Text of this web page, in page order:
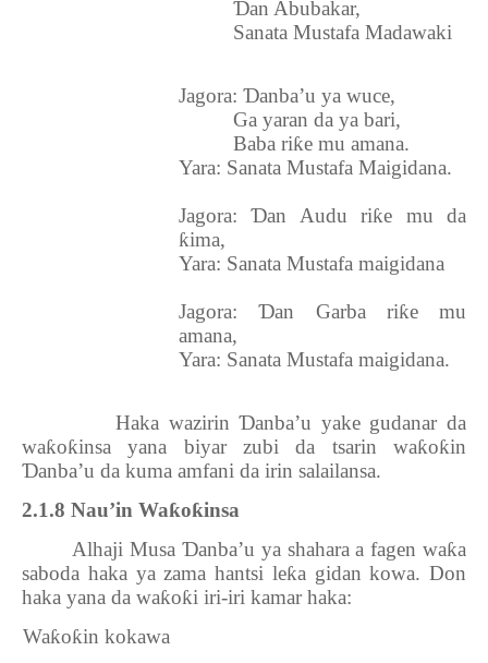
Ɗan Abubakar,
Sanata Mustafa Madawaki
Jagora: Ɗanba’u ya wuce,
Ga yaran da ya bari,
Baba riƙe mu amana.
Yara: Sanata Mustafa Maigidana.
Jagora:Ɗan Audu riƙe mu da
ƙima,
Yara: Sanata Mustafa maigidana
Jagora:Ɗan Garba riƙe mu
amana,
Yara: Sanata Mustafa maigidana.
Haka wazirinƊanba’u yake gudanar da
waƙoƙinsa yana biyar zubi da tsarin waƙoƙin
Ɗanba’u da kuma amfani da irin salailansa.
2.1.8 Nau’in Waƙoƙinsa
Alhaji MusaƊanba’u ya shahara a fagen waƙa
saboda haka ya zama hantsi leƙa gidan kowa. Don
haka yana da waƙoƙi iri-iri kamar haka:
Waƙoƙin kokawa